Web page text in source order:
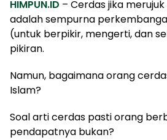
HIMPUN.ID – Cerdas jika
adalah sempurna
(untuk berpikir, mengerti, dan
pikiran.
Namun, bagaimana orang
Islam?
Soal arti cerdas pasti orang
pendapatnya bukan?